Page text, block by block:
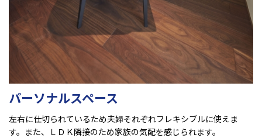
パーソナルスペース
左右に仕切られているため夫婦それぞれフレキシブルに使えま
す。また、ＬＤＫ隣接のため家族の気配を感じられます。